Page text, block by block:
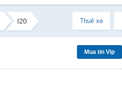
I20 Thuê xe
Mua tin Vip